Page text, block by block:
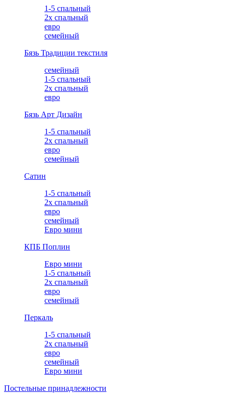
1-5 спальный
2х спальный
евро
семейный
Бязь Традиции текстиля
семейный
1-5 спальный
2х спальный
евро
Бязь Арт Дизайн
1-5 спальный
2х спальный
евро
семейный
Сатин
1-5 спальный
2х спальный
евро
семейный
Евро мини
КПБ Поплин
Евро мини
1-5 спальный
2х спальный
евро
семейный
Перкаль
1-5 спальный
2х спальный
евро
семейный
Евро мини
Постельные принадлежности